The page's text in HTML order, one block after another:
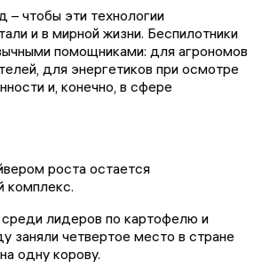
– чтобы эти технологии
и в мирной жизни. Беспилотники
помощниками: для агрономов
для энергетиков при осмотре
и, конечно, в сфере
роста остается
комплекс.
лидеров по картофелю и
заняли четвертое место в стране
одну корову.